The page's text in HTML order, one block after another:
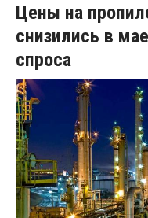
Цены на
снизились в
спроса